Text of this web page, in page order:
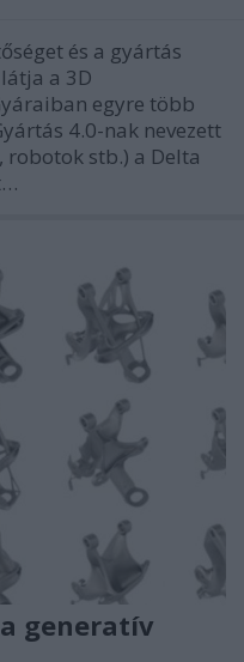
és a gyártás
a 3D
egyre több
4.0-nak nevezett
robotok stb.) a Delta
generatív